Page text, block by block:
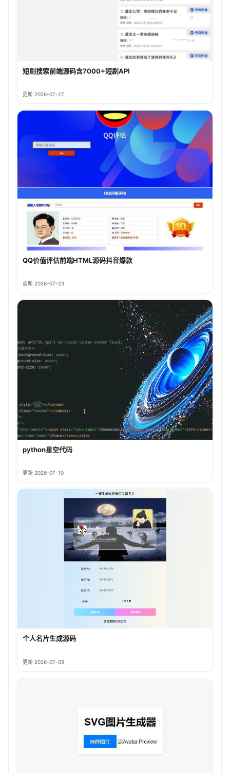
短剧搜索前端源码含7000+短剧API
更新 2026-07-27
QQ价值评估前端HTML源码抖音爆款
更新 2026-07-23
python星空代码
更新 2026-07-10
个人名片生成源码
更新 2026-07-09